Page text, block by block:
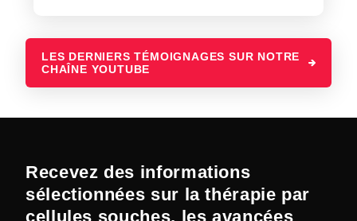
LES DERNIERS TÉMOIGNAGES SUR NOTRE
CHAÎNE YOUTUBE
Recevez des informations
sélectionnées sur la thérapie par
cellules souches, les avancées